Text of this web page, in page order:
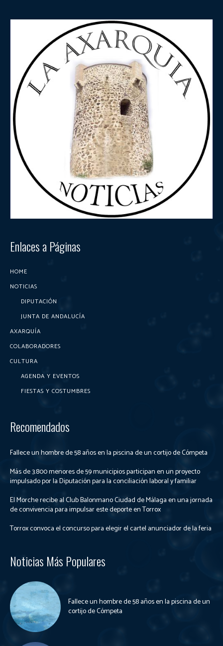
Enlaces a Páginas
HOME
NOTICIAS
DIPUTACIÓN
JUNTA DE ANDALUCÍA
AXARQUÍA
COLABORADORES
CULTURA
AGENDA Y EVENTOS
FIESTAS Y COSTUMBRES
Recomendados
Fallece un hombre de 58 años en la piscina de un cortijo de Cómpeta
Más de 3.800 menores de 59 municipios participan en un proyecto
impulsado por la Diputación para la conciliación laboral y familiar
El Morche recibe al Club Balonmano Ciudad de Málaga en una jornada
de convivencia para impulsar este deporte en Torrox
Torrox convoca el concurso para elegir el cartel anunciador de la feria
Noticias Más Populares
Fallece un hombre de 58 años en la piscina de un
cortijo de Cómpeta